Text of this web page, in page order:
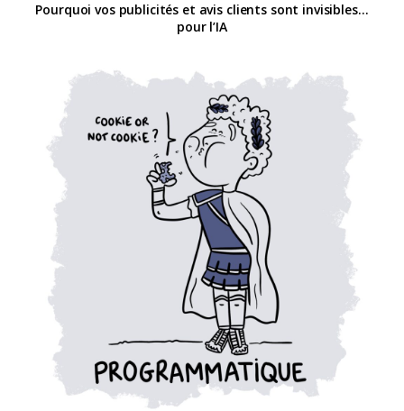
Pourquoi vos publicités et avis clients sont invisibles…
pour l’IA